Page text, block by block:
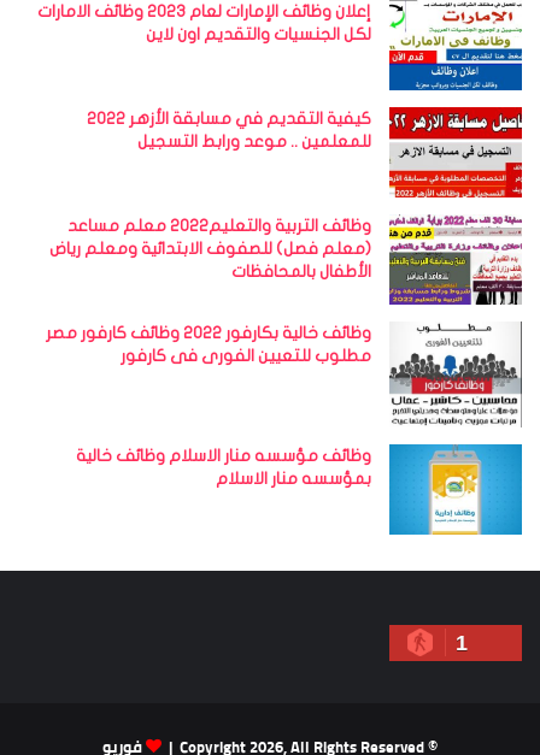
إعلان وظائف الإمارات لعام 2023 وظائف الامارات
لكل الجنسيات والتقديم اون لاين
كيفية التقديم في مسابقة الأزهر 2022
للمعلمين .. موعد ورابط التسجيل
وظائف التربية والتعليم2022 معلم مساعد
(معلم فصل) للصفوف الابتدائية ومعلم رياض
الأطفال بالمحافظات
وظائف خالية بكارفور 2022 وظائف كارفور مصر
مطلوب للتعيين الفورى فى كارفور
وظائف مؤسسه منار الاسلام وظائف خالية
بمؤسسه منار الاسلام
1
© Copyright 2026, All Rights Reserved | فوريو